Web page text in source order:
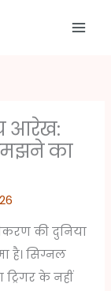
आरेख:
का
की दुनिया
है। सिग्नल
ट्रिगर के नहीं